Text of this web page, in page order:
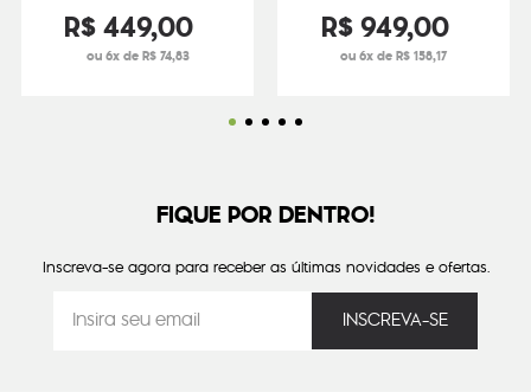
R$449,00
ou 6x de R$ 74,83
R$949,00
ou 6x de R$ 158,17
FIQUE POR DENTRO!
Inscreva-se agora para receber as últimas novidades e ofertas.